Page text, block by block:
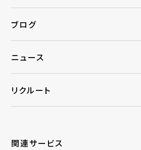
ブログ
ニュース
リクルート
関連サービス